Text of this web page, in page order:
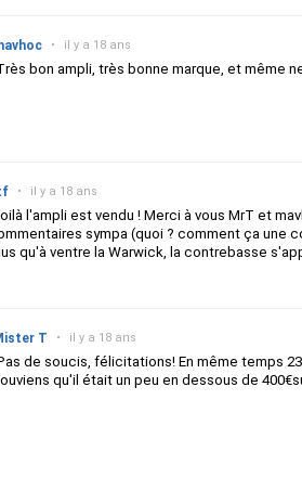
• il y a 18 ans
bon ampli, très bonne marque, et même
• il y a 18 ans
l'ampli est vendu ! Merci à vous MrT et
sympa (quoi ? comment ça une
qu'à ventre la Warwick, la contrebasse
T • il y a 18 ans
de soucis, félicitations! En même temps
qu'il était un peu en dessous de